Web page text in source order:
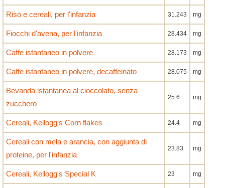
Riso e cereali, per l'infanzia 31.243 mg
Fiocchi d'avena, per l'infanzia 28.434 mg
Caffe istantaneo in polvere 28.173 mg
Caffe istantaneo in polvere, decaffeinato 28.075 mg
Bevanda istantanea al cioccolato, senza
zucchero
25.6 mg
Cereali, Kellogg's Corn flakes 24.4 mg
Cereali con mela e arancia, con aggiunta di
proteine, per l'infanzia
23.83 mg
Cereali, Kellogg's Special K 23 mg